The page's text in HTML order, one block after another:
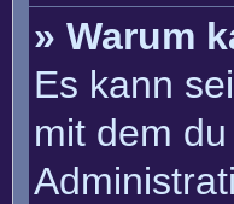
» Warum
Es kann
mit dem